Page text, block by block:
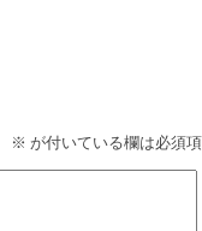
※ が付いている欄は必須